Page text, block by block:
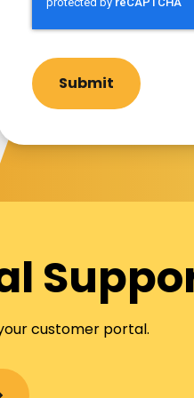
customer portal.